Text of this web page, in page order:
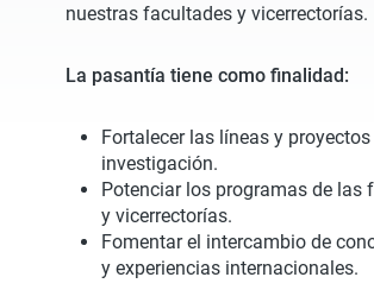
nuestras facultades y vicerrectorías.
La pasantía tiene como finalidad:
Fortalecer las líneas y proyectos
investigación.
Potenciar los programas de las
y vicerrectorías.
Fomentar el intercambio de
y experiencias internacionales.